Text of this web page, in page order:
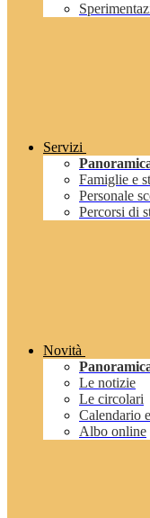
Servizi
Famiglie e
Personale
Percorsi di
Novità
Le notizie
Le circolari
Calendario
Albo online